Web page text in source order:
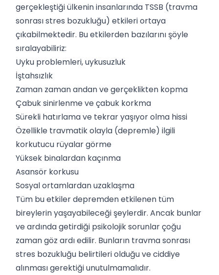
gerçekleştiği ülkenin insanlarında TSSB (travma
sonrası stres bozukluğu) etkileri ortaya
çıkabilmektedir. Bu etkilerden bazılarını şöyle
sıralayabiliriz:
Uyku problemleri,uykusuzluk
İştahsızlık
Zaman zaman andan ve gerçeklikten kopma
Çabuk sinirlenme ve çabuk korkma
Sürekli hatırlama ve tekrar yaşıyor olma hissi
Özellikle travmatik olayla (depremle) ilgili
korkutucu rüyalar görme
Yüksek binalardan kaçınma
Asansör korkusu
Sosyal ortamlardan uzaklaşma
Tüm bu etkiler depremden etkilenen tüm
bireylerin yaşayabileceği şeylerdir. Ancak bunlar
ve ardında getirdiği psikolojik sorunlar çoğu
zaman göz ardı edilir. Bunların travma sonrası
stres bozukluğu belirtileri olduğu ve ciddiye
alınması gerektiği unutulmamalıdır.